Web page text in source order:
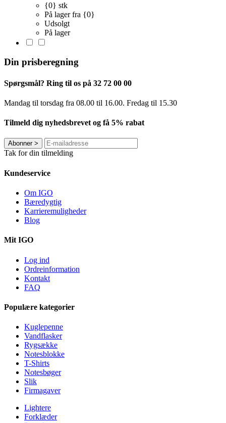
{0} stk
På lager fra {0}
Udsolgt
På lager
Din prisberegning
Spørgsmål? Ring til os på 32 72 00 00
Mandag til torsdag fra 08.00 til 16.00. Fredag ​​til 15.30
Tilmeld dig nyhedsbrevet og få 5% rabat
Abonner>
Tak for din tilmelding
Kundeservice
Om IGO
Bæredygtig
Karrieremuligheder
Blog
Mit IGO
Log ind
Ordreinformation
Kontakt
FAQ
Populære kategorier
Kuglepenne
Vandflasker
Rygsække
Notesblokke
T-Shirts
Notesbøger
Slik
Firmagaver
Lightere
Forklæder